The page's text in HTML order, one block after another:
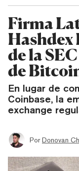
Firma
Hashdex
de la
de
En lugar de
Coinbase, la
exchange
Por Donovan